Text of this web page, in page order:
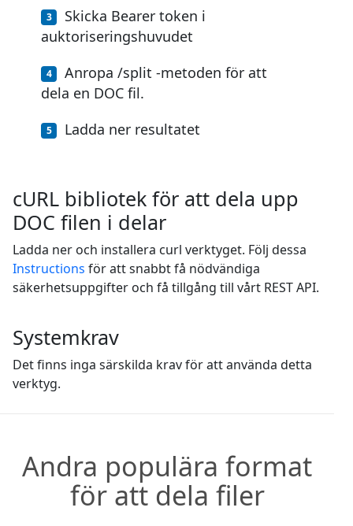
Skicka Bearer token i
auktoriseringshuvudet
Anropa /split -metoden för att
dela en DOC fil.
Ladda ner resultatet
cURL bibliotek för att dela upp
DOC filen i delar
Ladda ner och installera curl verktyget. Följ dessa
Instructions för att snabbt få nödvändiga
säkerhetsuppgifter och få tillgång till vårt REST API.
Systemkrav
Det finns inga särskilda krav för att använda detta
verktyg.
Andra populära format
för att dela filer